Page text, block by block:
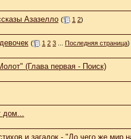
Азазелло ( 1 2)
( 1 2 3 Последняя страница)
(Глава первая - Поиск)
и загадок - "До чего же мир